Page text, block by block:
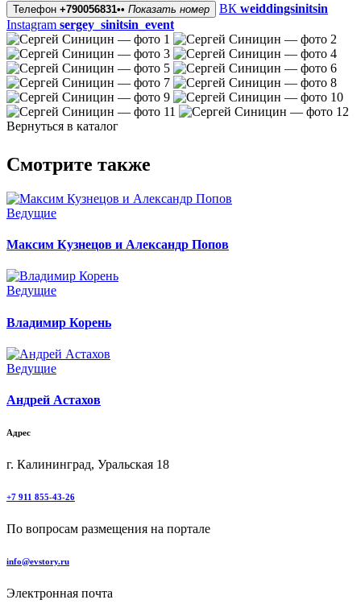
Телефон +790056831•• Показать номер ВК weiddingsinitsin
Instagram sergey_sinitsin_event
Вернуться в каталог
Смотрите также
Ведущие
Максим Кузнецов и Александр Попов
Ведущие
Владимир Корень
Ведущие
Андрей Астахов
Адрес
г. Калининград, Уральская 18
+7 911 855-43-26
По вопросам размещения на портале
info@evstory.ru
Электронная почта